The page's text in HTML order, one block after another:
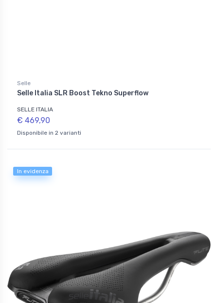
Selle
Selle Italia SLR Boost Tekno Superflow
SELLE ITALIA
€ 469,90
Disponibile in 2 varianti
In evidenza